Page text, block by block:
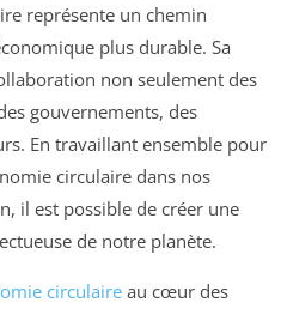
représente un chemin
plus durable. Sa
non seulement des
gouvernements, des
En travaillant ensemble pour
circulaire dans nos
il est possible de créer une
de notre planète.
circulaire au cœur des